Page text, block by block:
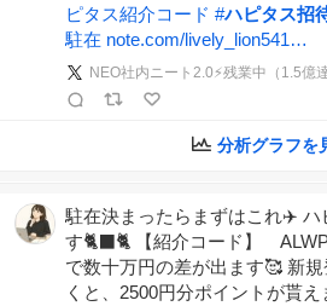
ピタス紹介コード #ハピタス招
駐在 note.com/lively_lion541…
分析グラフを
駐在決まったらまずはこれ✈️ ハ
す🐈‍⬛🐈 【紹介コード】
で数十万円の差が出ます🥰 新
くと、2500円分ポイントが貰え